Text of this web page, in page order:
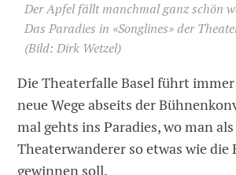
Der Apfel fällt manchmal ganz schön
Das Paradies in «Songlines» der
(Bild: Dirk Wetzel)
Die Theaterfalle Basel führt
neue Wege abseits der
mal gehts ins Paradies, wo man als
Theaterwanderer so etwas wie die
gewinnen soll.